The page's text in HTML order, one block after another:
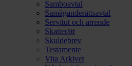
Samboavtal
Samäganderättsavtal
Servitut och arrende
Skatterätt
Skuldebrev
Testamente
Vita Arkivet